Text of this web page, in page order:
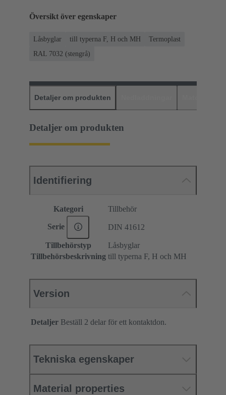
Översikt över egenskaper
Låsbyglar till typerna F, H och MH
Termoplast
RAL 7032 (stengrå)
Detaljer om produkten
Detaljer om produkten
Identifiering
Kategori Tillbehör
Serie DIN 41612
Tillbehörstyp
Låsbyglar
Tillbehörsbeskrivning till typerna F, H och MH
Version
Detaljer Beställ 2 delar för ett kontaktdon.
Tekniska egenskaper
Material properties